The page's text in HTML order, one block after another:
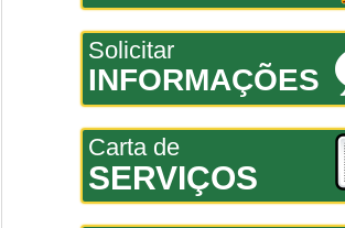
Solicitar
INFORMAÇÕES
Carta de
SERVIÇOS